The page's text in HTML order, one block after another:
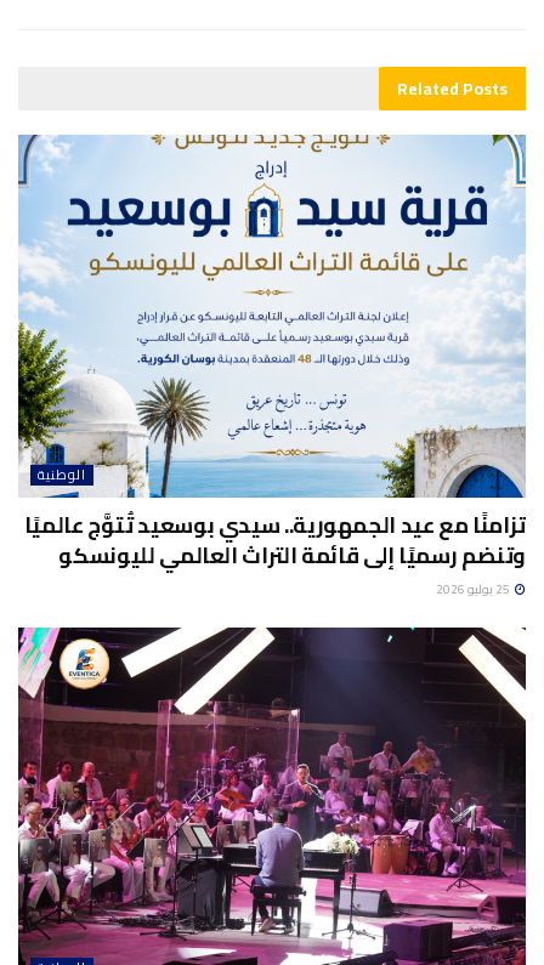
RelatedPosts
الوطنية
تزامنًا مع عيد الجمهورية.. سيدي بوسعيد تُتوَّج عالميًا
وتنضم رسميًا إلى قائمة التراث العالمي لليونسكو